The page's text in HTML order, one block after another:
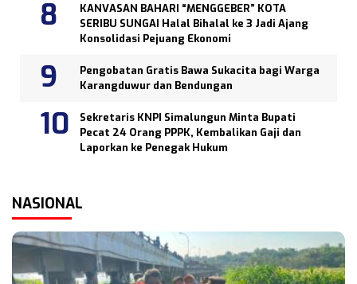
KANVASAN BAHARI “MENGGEBER” KOTA
SERIBU SUNGAI Halal Bihalal ke 3 Jadi Ajang
Konsolidasi Pejuang Ekonomi
Pengobatan Gratis Bawa Sukacita bagi Warga
Karangduwur dan Bendungan
Sekretaris KNPI Simalungun Minta Bupati
Pecat 24 Orang PPPK, Kembalikan Gaji dan
Laporkan ke Penegak Hukum
NASIONAL